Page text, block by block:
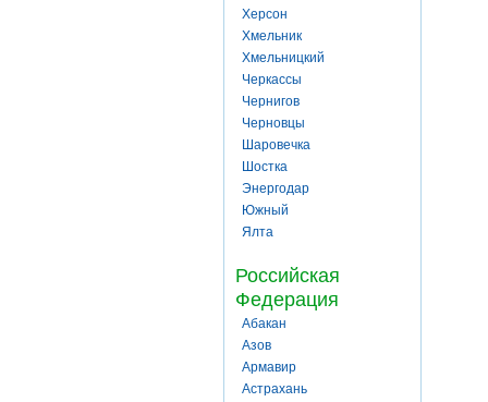
Херсон
Хмельник
Хмельницкий
Черкассы
Чернигов
Черновцы
Шаровечка
Шостка
Энергодар
Южный
Ялта
Российская
Федерация
Абакан
Азов
Армавир
Астрахань